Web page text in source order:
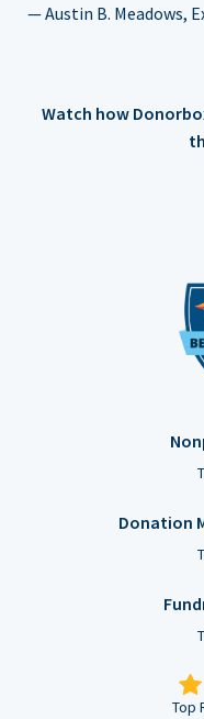
— Austin B. Meadows,
Watch how
Donation
Top